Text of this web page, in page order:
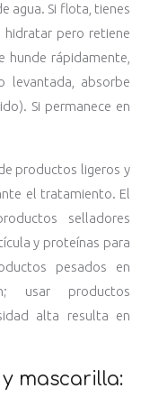
agua. Si flota, tienes
hidratar pero retiene
hunde rápidamente,
levantada, absorbe
Si permanece en
productos ligeros y
el tratamiento. El
selladores
y proteínas para
pesados en
usar productos
alta resulta en
mascarilla: